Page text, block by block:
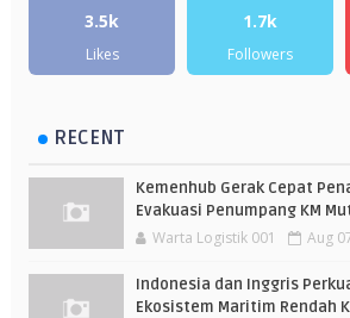
3.5k
Likes
1.7k
Followers
RECENT
Kemenhub Gerak Cepat
Evakuasi Penumpang KM
Warta Logistik 001 Aug
Indonesia dan Inggris
Ekosistem Maritim Rendah